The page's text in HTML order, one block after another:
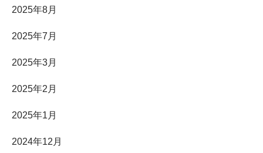
2025年8月
2025年7月
2025年3月
2025年2月
2025年1月
2024年12月